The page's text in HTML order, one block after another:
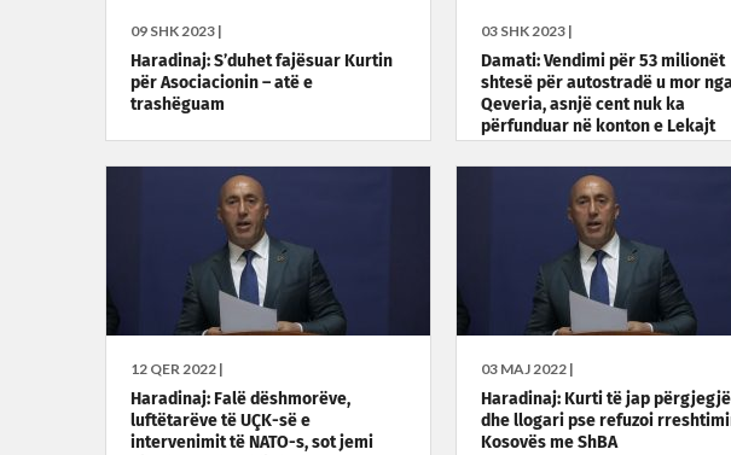
09 SHK 2023 |
Haradinaj: S’duhet fajësuar Kurtin
për Asociacionin – atë e
trashëguam
03 SHK 2023 |
Damati: Vendimi për 53 milionët
shtesë për autostradë u mor
Qeveria, asnjë cent nuk ka
përfunduar në konton e Lekajt
12 QER 2022 |
Haradinaj: Falë dëshmorëve,
luftëtarëve të UÇK-së e
intervenimit të NATO-s, sot jemi
03 MAJ 2022 |
Haradinaj: Kurti të jap
dhe llogari pse refuzoi
Kosovës me ShBA